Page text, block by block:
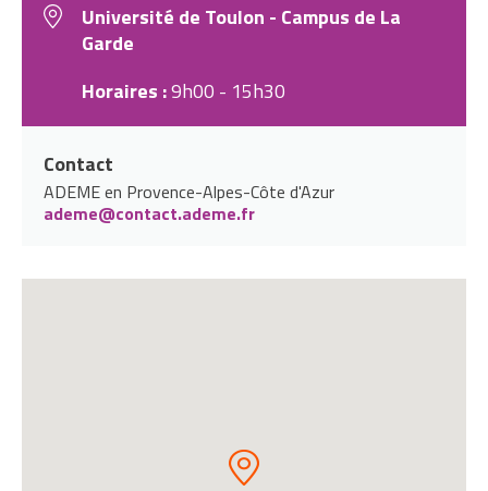
Université de Toulon - Campus de La
Garde
Horaires :9h00 - 15h30
Contact
ADEME en Provence-Alpes-Côte d'Azur
ademe@contact.ademe.fr